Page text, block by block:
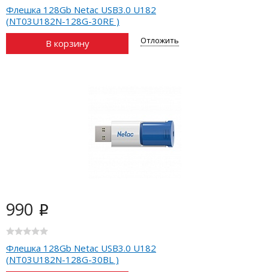
Флешка 128Gb Netac USB3.0 U182
(NT03U182N-128G-30RE )
В корзину
Отложить
990 i
Флешка 128Gb Netac USB3.0 U182
(NT03U182N-128G-30BL )